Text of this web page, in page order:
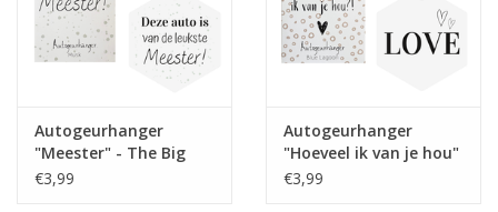
Autogeurhanger
"Meester" - The Big
Gifts
€3,99
Autogeurhanger
"Hoeveel ik van je hou"
- The Big Gifts
€3,99